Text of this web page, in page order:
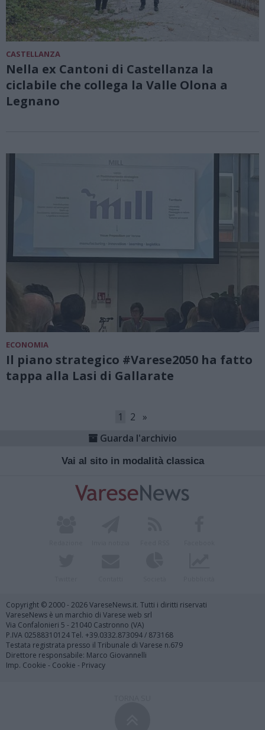
CASTELLANZA
Nella ex Cantoni di Castellanza la
ciclabile che collega la Valle Olona a
Legnano
ECONOMIA
Il piano strategico #Varese2050 ha fatto
tappa alla Lasi di Gallarate
1 2
»
Guarda l'archivio
Vai al sito in modalità classica
Copyright © 2000 - 2026 VareseNews.it. Tutti i diritti riservati
VareseNews è un marchio di Varese web srl
Via Confalonieri 5 - 21040 Castronno (VA)
P.IVA 02588310124 Tel. +39.0332.873094 / 873168
Testata registrata presso il Tribunale di Varese n.679
Direttore responsabile: Marco Giovannelli
Imp. Cookie - Cookie - Privacy